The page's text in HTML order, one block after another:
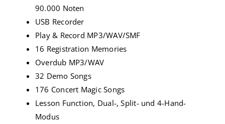
90.000 Noten
USB Recorder
Play & Record MP3/WAV/SMF
16 Registration Memories
Overdub MP3/WAV
32 Demo Songs
176 Concert Magic Songs
Lesson Function, Dual-, Split- und 4-Hand-
Modus